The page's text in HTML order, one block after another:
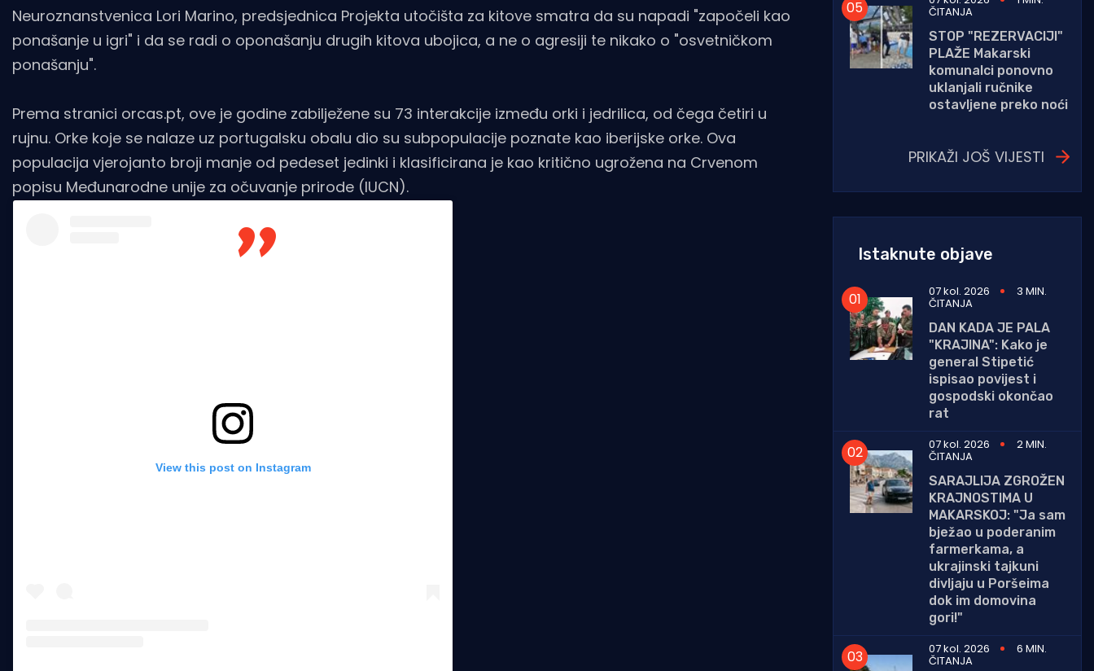
Neuroznanstvenica Lori Marino, predsjednica Projekta utočišta za kitove smatra da su napadi "započeli kao
ponašanje u igri" i da se radi o oponašanju drugih kitova ubojica, a ne o agresiji te nikako o "osvetničkom
ponašanju".
Prema stranici orcas.pt, ove je godine zabilježene su 73 interakcije između orki i jedrilica, od čega četiri u
rujnu. Orke koje se nalaze uz portugalsku obalu dio su subpopulacije poznate kao iberijske orke. Ova
populacija vjerojanto broji manje od pedeset jedinki i klasificirana je kao kritično ugrožena na Crvenom
popisu Međunarodne unije za očuvanje prirode (IUCN).
View this post on Instagram
ČITANJA
STOP "REZERVACIJI"
PLAŽE Makarski
komunalci ponovno
uklanjali ručnike
ostavljene preko noći
PRIKAŽI JOŠ VIJESTI
Istaknute objave
07 kol. 2026 3 MIN.
ČITANJA
DAN KADA JE PALA
"KRAJINA": Kako je
general Stipetić
ispisao povijest i
gospodski okončao
rat
07 kol. 2026
2 MIN.
ČITANJA
SARAJLIJA ZGROŽEN
KRAJNOSTIMA U
MAKARSKOJ: "Ja sam
bježao u poderanim
farmerkama, a
ukrajinski tajkuni
divljaju u Poršeima
dok im domovina
gori!"
07 kol. 2026
6 MIN.
ČITANJA